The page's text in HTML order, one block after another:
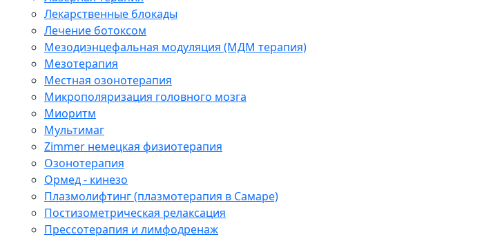
Лекарственные блокады
Лечение ботоксом
Мезодиэнцефальная модуляция (МДМ терапия)
Мезотерапия
Местная озонотерапия
Микрополяризация головного мозга
Миоритм
Мультимаг
Zimmer немецкая физиотерапия
Озонотерапия
Ормед - кинезо
Плазмолифтинг (плазмотерапия в Самаре)
Постизометрическая релаксация
Прессотерапия и лимфодренаж